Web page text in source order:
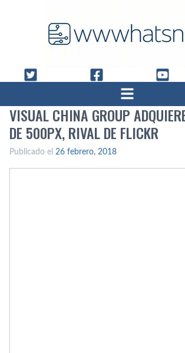
VISUAL CHINA GROUP
DE 500PX, RIVAL DE FLICKR
Publicado el 26 febrero, 2018